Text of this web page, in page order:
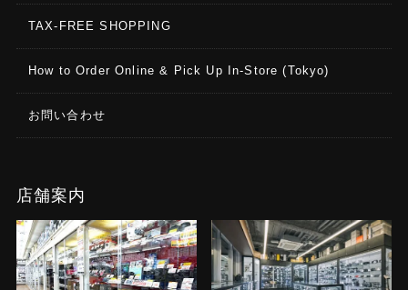
TAX-FREE SHOPPING
How to Order Online & Pick Up In-Store (Tokyo)
お問い合わせ
店舗案内